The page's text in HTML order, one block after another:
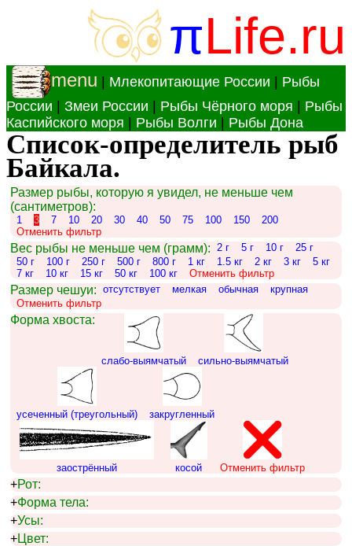
πLife.ru
menu Млекопитающие России
Рыбы
России
Змеи России Рыбы Чёрного моря
Рыбы
Каспийского моря
Рыбы Волги Рыбы Дона
Список-определитель рыб
Байкала.
Размер рыбы, которую я увидел, не меньше чем
(сантиметров):
1 3 7 10 20 30 40 50 75 100 150
200
Отменить фильтр
Вес рыбы не меньше чем (грамм): 2 г 5 г 10 г
25 г
50 г
100 г 250 г 500 г 800 г 1 кг 1.5 кг 2 кг 3 кг
5 кг
7 кг
10 кг 15 кг 50 кг 100 кг Отменить фильтр
Размер чешуи: отсутствует мелкая обычная
крупная
Отменить фильтр
Форма хвоста:
слабо-выямчатый сильно-выямчатый
усеченный (треугольный) закругленный
заострённый косой Отменить фильтр
+Рот:
+Форма тела:
+Усы:
+Цвет: